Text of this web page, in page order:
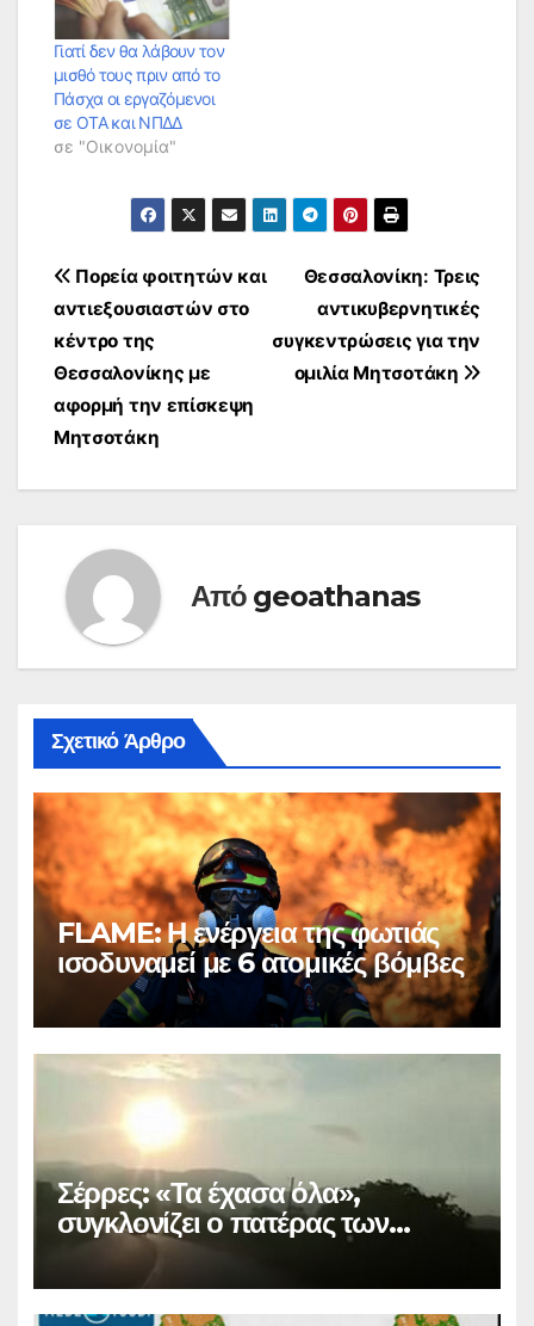
Γιατί δεν θα λάβουν τον
μισθό τους πριν από το
Πάσχα οι εργαζόμενοι
σε ΟΤΑ και ΝΠΔΔ
σε "Οικονομία"
Πλοήγηση
άρθρων
Θεσσαλονίκη: Τρεις
αντικυβερνητικές
συγκεντρώσεις για την
ομιλία Μητσοτάκη
Πορεία φοιτητών και
αντιεξουσιαστών στο
κέντρο της
Θεσσαλονίκης με
αφορμή την επίσκεψη
Μητσοτάκη
Από geoathanas
Σχετικό Άρθρο
FLAME: Η ενέργεια της φωτιάς
ισοδυναμεί με 6 ατομικές βόμβες
Σέρρες: «Τα έχασα όλα»,
συγκλονίζει ο πατέρας των
θυμάτων